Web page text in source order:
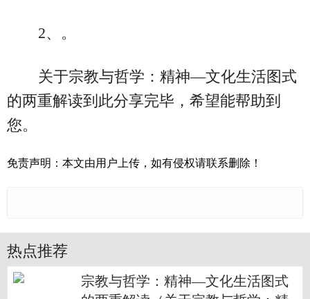
2、。
关于宗教与哲学：精神—文化生活图式
的两重解读到此分享完毕，希望能帮助到
您。
免责声明：本文由用户上传，如有侵权请联系删除！
热点推荐
宗教与哲学：精神—文化生活图式